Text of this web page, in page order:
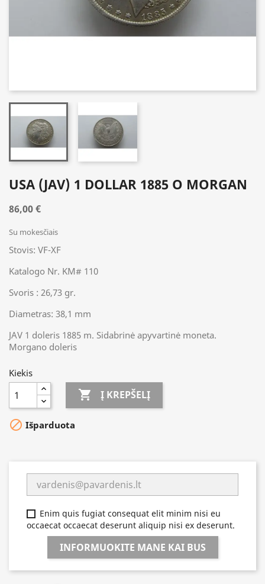
USA (JAV) 1 DOLLAR 1885 O MORGAN
86,00 €
Su mokesčiais
Stovis: VF-XF
Katalogo Nr. KM# 110
Svoris : 26,73 gr.
Diametras: 38,1 mm
JAV 1 doleris 1885 m. Sidabrinė apyvartinė moneta.
Morgano doleris
Kiekis
 Į KREPŠELĮ
 Išparduota
Enim quis fugiat consequat elit minim nisi eu
occaecat occaecat deserunt aliquip nisi ex deserunt.
INFORMUOKITE MANE KAI BUS